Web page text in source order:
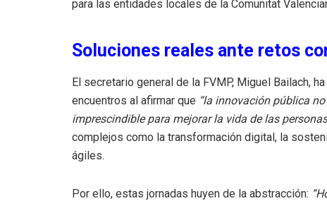
para las entidades locales de la Comunitat
Soluciones reales ante retos
El secretario general de la FVMP, Miguel Bailach,
encuentros al afirmar que “la innovación pública
imprescindible para mejorar la vida de las
complejos como la transformación digital, la
ágiles.
Por ello, estas jornadas huyen de la abstracción: